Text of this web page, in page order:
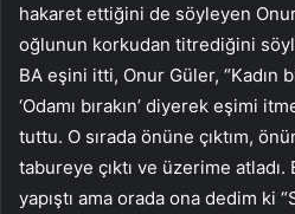
hakaret ettiğini de söyleyen
oğlunun korkudan titrediğini
BA eşini itti, Onur Güler, “Kadın
‘Odamı bırakın’ diyerek eşimi
tuttu. O sırada önüne çıktım,
tabureye çıktı ve üzerime
yapıştı ama orada ona dedim ki